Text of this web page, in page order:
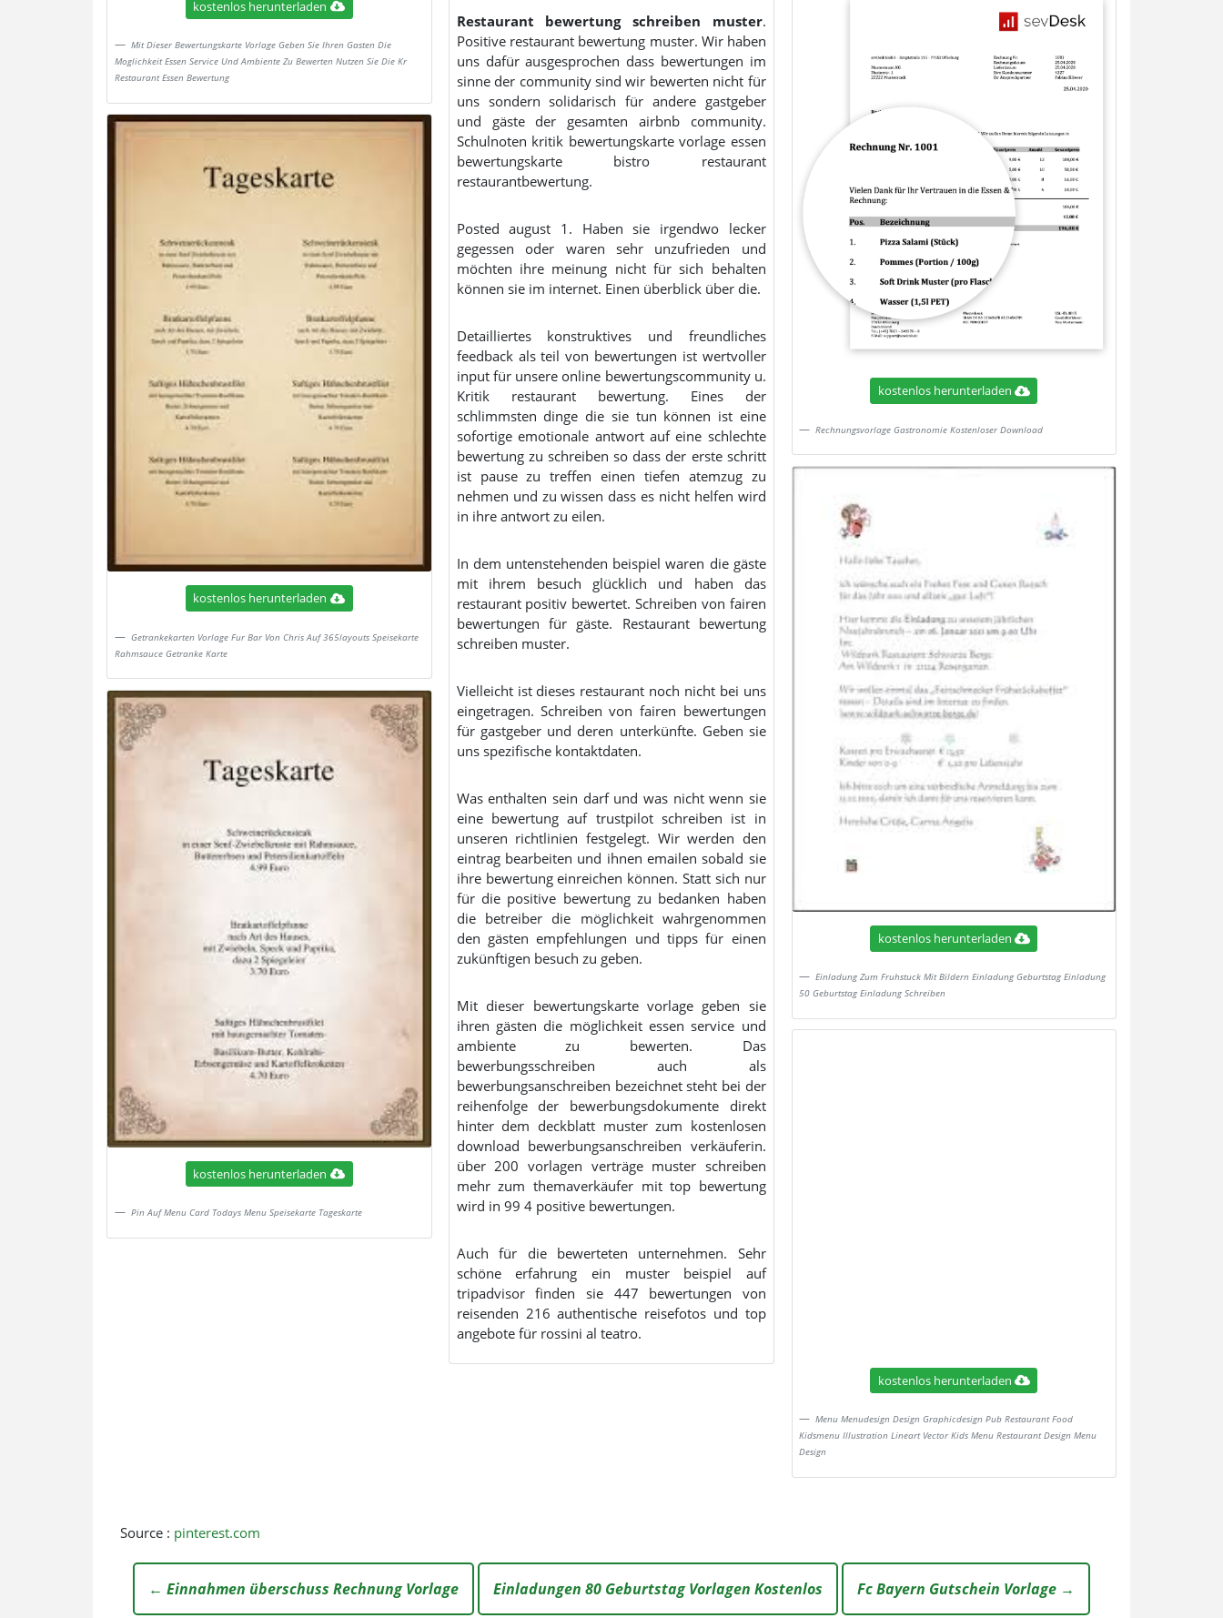
kostenlos herunterladen
Mit Dieser Bewertungskarte Vorlage Geben Sie Ihren Gasten Die
Moglichkeit Essen Service Und Ambiente Zu Bewerten Nutzen Sie Die Kr
Restaurant Essen Bewertung
kostenlos herunterladen
Getrankekarten Vorlage Fur Bar Von Chris Auf 365layouts Speisekarte
Rahmsauce Getranke Karte
kostenlos herunterladen
Pin Auf Menu Card Todays Menu Speisekarte Tageskarte
Restaurant bewertung schreiben muster.
Positive restaurant bewertung muster. Wir haben
uns dafür ausgesprochen dass bewertungen im
sinne der community sind wir bewerten nicht für
uns sondern solidarisch für andere gastgeber
und gäste der gesamten airbnb community.
Schulnoten kritik bewertungskarte vorlage essen
bewertungskarte bistro restaurant
restaurantbewertung.
Posted august 1. Haben sie irgendwo lecker
gegessen oder waren sehr unzufrieden und
möchten ihre meinung nicht für sich behalten
können sie im internet. Einen überblick über die.
Detailliertes konstruktives und freundliches
feedback als teil von bewertungen ist wertvoller
input für unsere online bewertungscommunity u.
Kritik restaurant bewertung. Eines der
schlimmsten dinge die sie tun können ist eine
sofortige emotionale antwort auf eine schlechte
bewertung zu schreiben so dass der erste schritt
ist pause zu treffen einen tiefen atemzug zu
nehmen und zu wissen dass es nicht helfen wird
in ihre antwort zu eilen.
In dem untenstehenden beispiel waren die gäste
mit ihrem besuch glücklich und haben das
restaurant positiv bewertet. Schreiben von fairen
bewertungen für gäste. Restaurant bewertung
schreiben muster.
Vielleicht ist dieses restaurant noch nicht bei uns
eingetragen. Schreiben von fairen bewertungen
für gastgeber und deren unterkünfte. Geben sie
uns spezifische kontaktdaten.
Was enthalten sein darf und was nicht wenn sie
eine bewertung auf trustpilot schreiben ist in
unseren richtlinien festgelegt. Wir werden den
eintrag bearbeiten und ihnen emailen sobald sie
ihre bewertung einreichen können. Statt sich nur
für die positive bewertung zu bedanken haben
die betreiber die möglichkeit wahrgenommen
den gästen empfehlungen und tipps für einen
zukünftigen besuch zu geben.
Mit dieser bewertungskarte vorlage geben sie
ihren gästen die möglichkeit essen service und
ambiente zu bewerten. Das
bewerbungsschreiben auch als
bewerbungsanschreiben bezeichnet steht bei der
reihenfolge der bewerbungsdokumente direkt
hinter dem deckblatt muster zum kostenlosen
download bewerbungsanschreiben verkäuferin.
über 200 vorlagen verträge muster schreiben
mehr zum themaverkäufer mit top bewertung
wird in 99 4 positive bewertungen.
Auch für die bewerteten unternehmen. Sehr
schöne erfahrung ein muster beispiel auf
tripadvisor finden sie 447 bewertungen von
reisenden 216 authentische reisefotos und top
angebote für rossini al teatro.
kostenlos herunterladen
Rechnungsvorlage Gastronomie Kostenloser Download
kostenlos herunterladen
Einladung Zum Fruhstuck Mit Bildern Einladung Geburtstag Einladung
50 Geburtstag Einladung Schreiben
kostenlos herunterladen
Menu Menudesign Design Graphicdesign Pub Restaurant Food
Kidsmenu Illustration Lineart Vector Kids Menu Restaurant Design Menu
Design
Source : pinterest.com
← Einnahmen überschuss Rechnung Vorlage Einladungen 80 Geburtstag Vorlagen Kostenlos Fc Bayern Gutschein Vorlage →